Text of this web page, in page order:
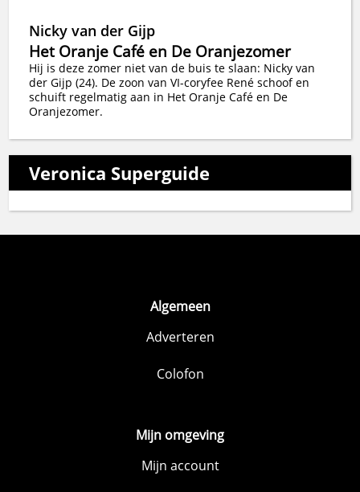
Nicky van der Gijp
Het Oranje Café en De Oranjezomer
Hij is deze zomer niet van de buis te slaan: Nicky van
der Gijp (24). De zoon van VI-coryfee René schoof en
schuift regelmatig aan in Het Oranje Café en De
Oranjezomer.
Veronica Superguide
Algemeen
Adverteren
Colofon
Mijn omgeving
Mijn account